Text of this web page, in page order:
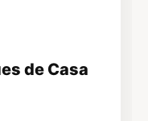
de Casa